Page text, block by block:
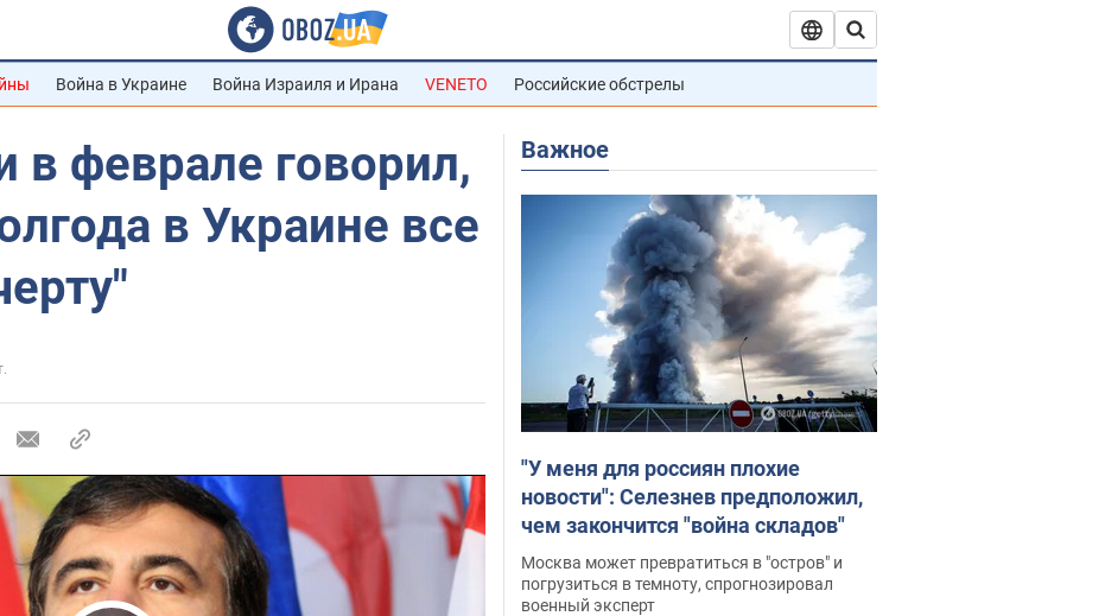
Война в Украине Война Израиля и Ирана VENETO Российские обстрелы
в феврале говорил,
в Украине все
Важное
"У меня для россиян плохие
новости": Селезнев предположил,
чем закончится "война складов"
Москва может превратиться в "остров" и
погрузиться в темноту, спрогнозировал
военный эксперт